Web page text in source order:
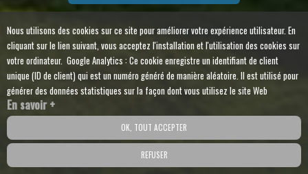
Nous utilisons des cookies sur ce site pour améliorer votre expérience utilisateur. En
cliquant sur le lien suivant, vous acceptez l'installation et l'utilisation des cookies sur
votre ordinateur. Google Analytics : Ce cookie enregistre un identifiant de client
unique (ID de client) qui est un numéro généré de manière aléatoire. Il est utilisé pour
générer des données statistiques sur la façon dont vous utilisez le site Web
En savoir +
OK, TOUT ACCEPTER
REFUSER